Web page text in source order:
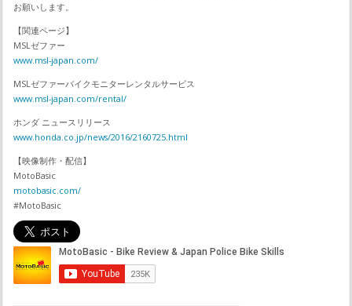
お願いします。
【関連ページ】
MSLゼファー
www.msl-japan.com/
MSLゼファーバイクモニターレンタルサービス
www.msl-japan.com/rental/
ホンダ ニュースリリース
www.honda.co.jp/news/2016/2160725.html
【映像制作・配信】
MotoBasic
motobasic.com/
#MotoBasic